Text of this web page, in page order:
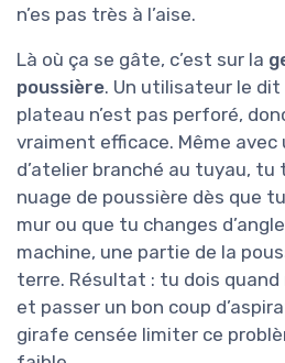
n’es pas très à l’aise.
Là où ça se gâte, c’est sur la
poussière. Un utilisateur le
plateau n’est pas perforé,
vraiment efficace. Même
d’atelier branché au tuyau,
nuage de poussière dès que
mur ou que tu changes
machine, une partie de la
terre. Résultat : tu dois quand
et passer un bon coup
girafe censée limiter ce